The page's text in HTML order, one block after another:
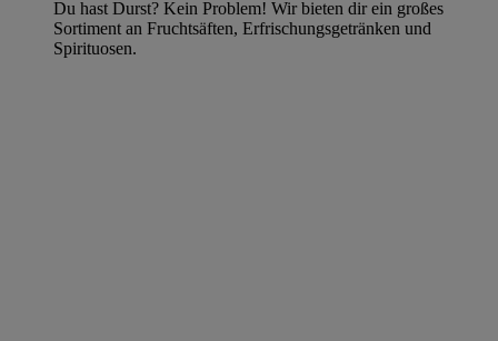
Du hast Durst? Kein Problem! Wir bieten dir ein großes
Sortiment an Fruchtsäften, Erfrischungsgetränken und
Spirituosen.